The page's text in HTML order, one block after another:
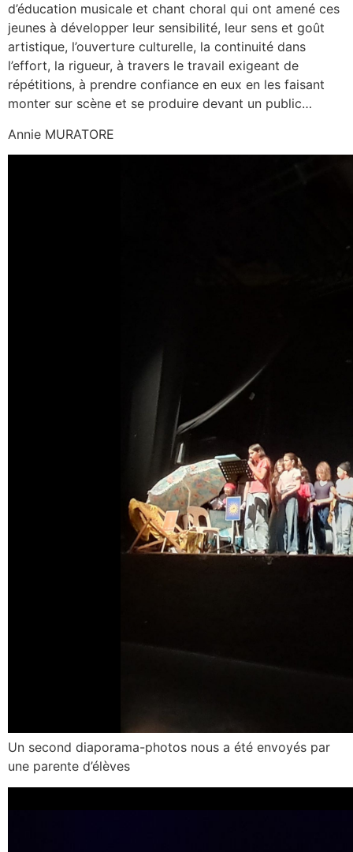
d’éducation musicale et chant choral qui ont amené ces
jeunes à développer leur sensibilité, leur sens et goût
artistique, l’ouverture culturelle, la continuité dans
l’effort, la rigueur, à travers le travail exigeant de
répétitions, à prendre confiance en eux en les faisant
monter sur scène et se produire devant un public…
Annie MURATORE
Un second diaporama-photos nous a été envoyés par
une parente d’élèves